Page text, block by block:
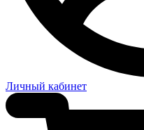
Личный кабинет